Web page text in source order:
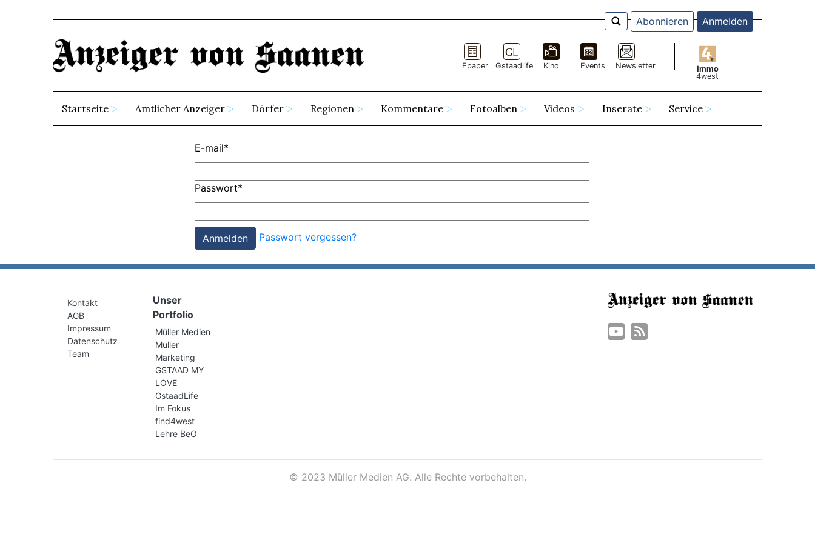
Abonnieren Anmelden
Epaper Gstaadlife Kino Events Newsletter
Immo
4west
Startseite Amtlicher Anzeiger Dörfer Regionen Kommentare Fotoalben Videos Inserate Service
E-mail*
Passwort*
Passwort vergessen?
Kontakt
AGB
Impressum
Datenschutz
Team
Unser
Portfolio
Müller Medien
Müller
Marketing
GSTAAD MY
LOVE
GstaadLife
Im Fokus
find4west
Lehre BeO
© 2023 Müller Medien AG. Alle Rechte vorbehalten.